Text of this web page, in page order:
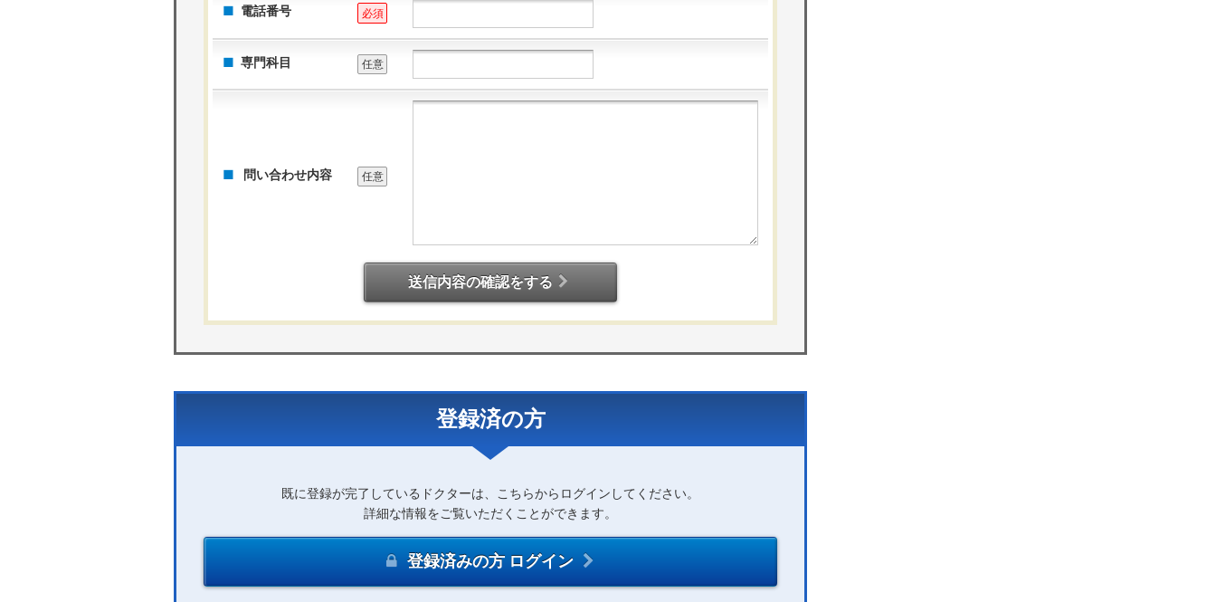
電話番号 必須
専門科目 任意
問い合わせ内容 任意
送信内容の確認をする
登録済の方
既に登録が完了しているドクターは、こちらからログインしてください。
詳細な情報をご覧いただくことができます。
登録済みの方 ログイン